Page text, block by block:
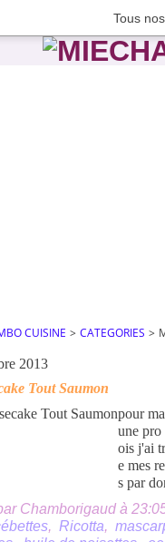
Tous
CUISINE > CATEGORIES >
2013
Tout Saumon
pour
une pro
ois j'ai
e mes
s par
Chamborigaud à
, Ricotta,